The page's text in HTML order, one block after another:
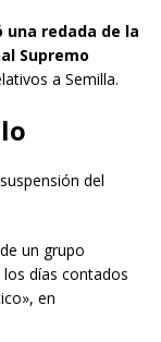
una redada de la
Supremo
a Semilla.
del
un grupo
días contados
en